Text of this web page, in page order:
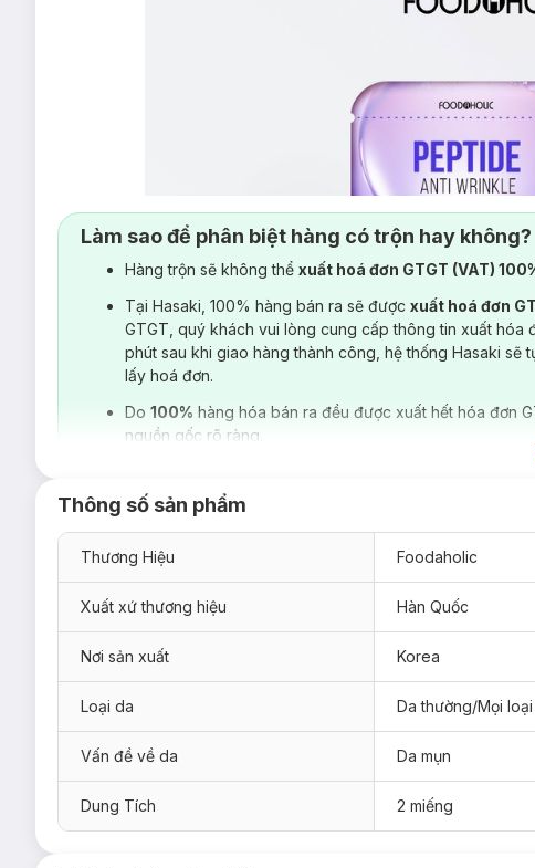
Làm sao để phân biệt hàng có trộn hay không?
Hàng trộn sẽ không thể xuất hoá đơn GTGT (VAT)
Tại Hasaki, 100% hàng bán ra sẽ được xuất hoá đơn
GTGT, quý khách vui lòng cung cấp thông tin xuất
phút sau khi giao hàng thành công, hệ thống Hasaki
lấy hoá đơn.
Do 100% hàng hóa bán ra đều được xuất hết hóa đơn
nguồn gốc rõ ràng.
Thông số sản phẩm
Thương Hiệu Foodaholic
Xuất xứ thương hiệu Hàn Quốc
Nơi sản xuất Korea
Loại da Da thường/Mọi
Vấn đề về da Da mụn
Dung Tích 2 miếng